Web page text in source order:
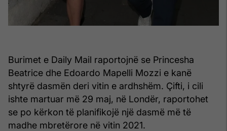
Burimet e Daily Mail raportojnë se Princesha
Beatrice dhe Edoardo Mapelli Mozzi e kanë
shtyrë dasmën deri vitin e ardhshëm. Çifti, i cili
ishte martuar më 29 maj, në Londër, raportohet
se po kërkon të planifikojë një dasmë më të
madhe mbretërore në vitin 2021.